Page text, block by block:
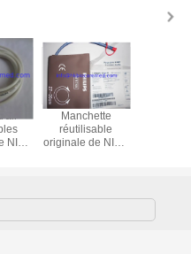
Manchette
réutilisable
originale de NIBP,